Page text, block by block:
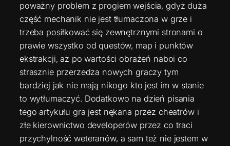
poważny problem z progiem wejścia, gdyż duża
część mechanik nie jest tłumaczona w grze i
trzeba posiłkować się zewnętrznymi stronami o
prawie wszystko od questów, map i punktów
ekstrakcji, aż po wartości obrażeń naboi co
strasznie przerzedza nowych graczy tym
bardziej jak nie mają nikogo kto jest im w stanie
to wytłumaczyć. Dodatkowo na dzień pisania
tego artykułu gra jest nękana przez cheatrów i
złe kierownictwo developerów przez co traci
przychylność weteranów, a sam też nie jestem w